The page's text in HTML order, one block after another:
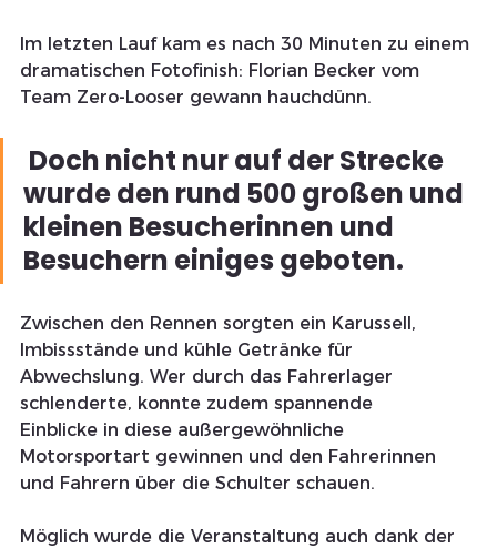
Im letzten Lauf kam es nach 30 Minuten zu einem
dramatischen Fotofinish: Florian Becker vom
Team Zero-Looser gewann hauchdünn.
wurde den rund 500 großen und
kleinen Besucherinnen und
Besuchern einiges geboten.
Zwischen den Rennen sorgten ein Karussell,
Imbissstände und kühle Getränke für
Abwechslung. Wer durch das Fahrerlager
schlenderte, konnte zudem spannende
Einblicke in diese außergewöhnliche
Motorsportart gewinnen und den Fahrerinnen
und Fahrern über die Schulter schauen.
Möglich wurde die Veranstaltung auch dank der